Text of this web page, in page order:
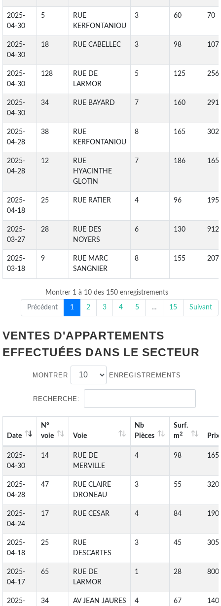
2025-
04-30
5
RUE
KERFONTANIOU
3 60 70
2025-
04-30
18 RUE CABELLEC 3 98 107
2025-
04-30
128
RUE DE
LARMOR
5 125 256
2025-
04-30
34 RUE BAYARD 7 160 291
2025-
04-28
38
RUE
KERFONTANIOU
8 165 302
2025-
04-28
12
RUE
HYACINTHE
GLOTIN
7 186 165
2025-
04-18
25 RUE RATIER 4 96 195
2025-
03-27
28
RUE DES
NOYERS
6 130 912
2025-
03-18
9
RUE MARC
SANGNIER
8 155 207
Montrer 1 à 10 des 150 enregistrements
Précédent 1 2 3 4 5 … 15 Suivant
VENTES D'APPARTEMENTS
EFFECTUÉES DANS LE SECTEUR
MONTRER ENREGISTREMENTS
RECHERCHE:
Date
N°
voie
Voie
Nb
Pièces
Surf.
m2 Prix
2025-
04-30
14
RUE DE
MERVILLE
4 98
2025-
04-28
47
RUE CLAIRE
DRONEAU
3 55
2025-
04-24
17 RUE CESAR 4 84
2025-
04-18
25
RUE
DESCARTES
3 45
2025-
04-17
65
RUE DE
LARMOR
1 28
2025-
34 AV JEAN JAURES 4 67